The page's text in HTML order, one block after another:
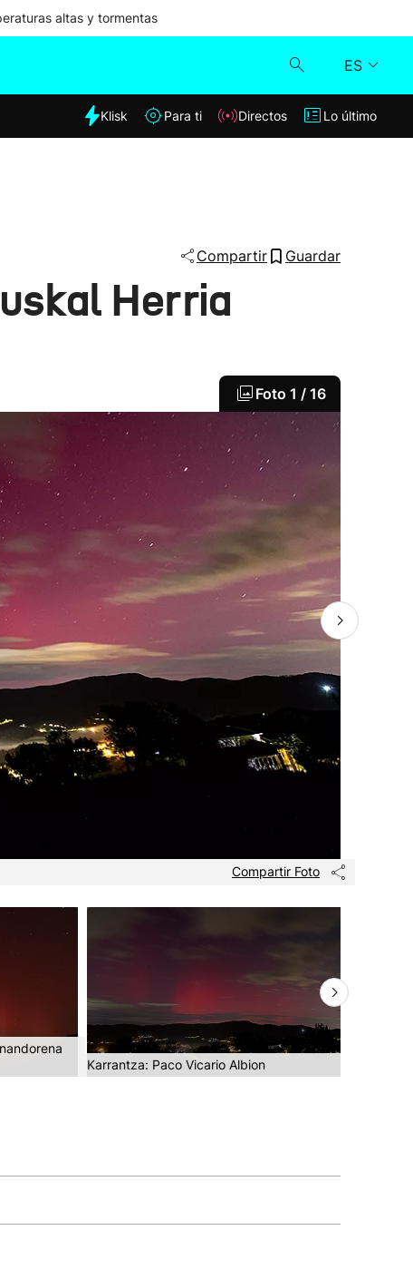
altas y tormentas
ES
Klisk
Klisk Para ti Directos Lo último
Compartir Guardar
Herria
Foto 1 / 16
Compartir Foto
Karrantza: Paco Vicario Albion